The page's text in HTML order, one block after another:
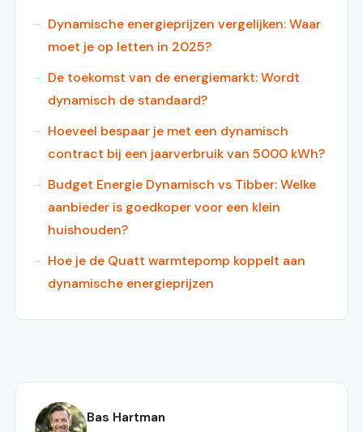
Dynamische energieprijzen vergelijken: Waar
moet je op letten in 2025?
De toekomst van de energiemarkt: Wordt
dynamisch de standaard?
Hoeveel bespaar je met een dynamisch
contract bij een jaarverbruik van 5000 kWh?
Budget Energie Dynamisch vs Tibber: Welke
aanbieder is goedkoper voor een klein
huishouden?
Hoe je de Quatt warmtepomp koppelt aan
dynamische energieprijzen
Bas Hartman